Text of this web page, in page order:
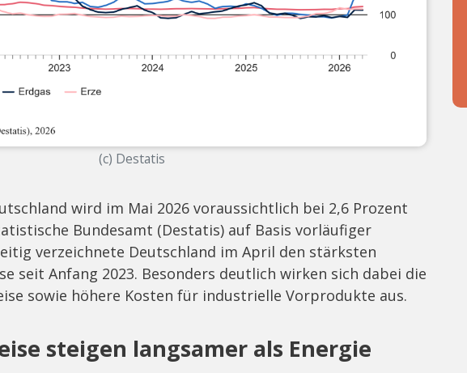
(c) Destatis
wird im Mai 2026 voraussichtlich bei 2,6 Prozent
Bundesamt (Destatis) auf Basis vorläufiger
verzeichnete Deutschland im April den stärksten
seit Anfang 2023. Besonders deutlich wirken sich dabei die
sowie höhere Kosten für industrielle Vorprodukte aus.
steigen langsamer als Energie